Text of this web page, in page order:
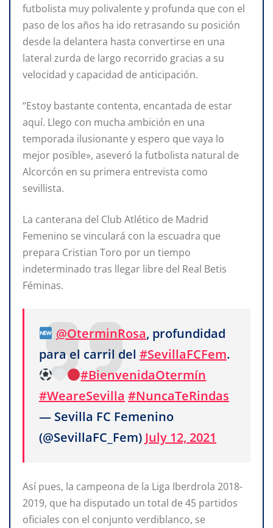
futbolista muy polivalente y profunda que con el
paso de los años ha ido retrasando su posición
desde la delantera hasta convertirse en una
lateral zurda de largo recorrido gracias a su
velocidad y capacidad de anticipación.
“Estoy bastante contenta, encantada de estar
aquí. Llego con mucha ambición en una
temporada ilusionante y espero que vaya lo
mejor posible», aseveró la futbolista natural de
Alcorcón en su primera entrevista como
sevillista.
La canterana del Club Atlético de Madrid
Femenino se vinculará con la escuadra que
prepara Cristian Toro por un tiempo
indeterminado tras llegar libre del Real Betis
Féminas.
@OterminRosa, profundidad
para el carril del #SevillaFCFem.
#BienvenidaOtermín
#WeareSevilla #NuncaTeRindas
— Sevilla FC Femenino
(@SevillaFC_Fem) July 12, 2021
Así pues, la campeona de la Liga Iberdrola 2018-
2019, que ha disputado un total de 45 partidos
oficiales con el conjunto verdiblanco, se